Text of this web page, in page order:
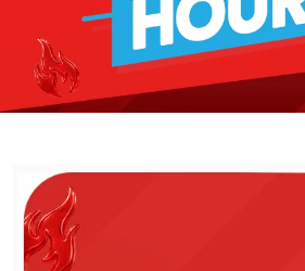
Lanzadores
Muñecas
Construcción